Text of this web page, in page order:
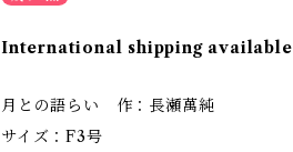
International shipping available
月との語らい 作：長瀬萬純
サイズ：F3号